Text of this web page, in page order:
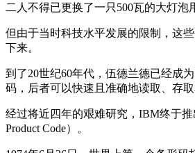
二人不得已更换了一只500瓦的大灯
但由于当时科技水平发展的限制，这
下来。
到了20世纪60年代，伍德兰德已经成
码，后者可以快速且准确地读取、存
经过将近四年的艰难研究，IBM终于
Product Code）。